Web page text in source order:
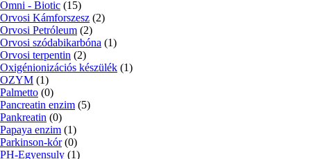
Omni - Biotic (15)
Orvosi Kámforszesz (2)
Orvosi Petróleum (2)
Orvosi szódabikarbóna (1)
Orvosi terpentin (2)
Oxigénionizációs készülék (1)
OZYM (1)
Palmetto (0)
Pancreatin enzim (5)
Pankreatin (0)
Papaya enzim (1)
Parkinson-kór (0)
PH-Egyensuly (1)